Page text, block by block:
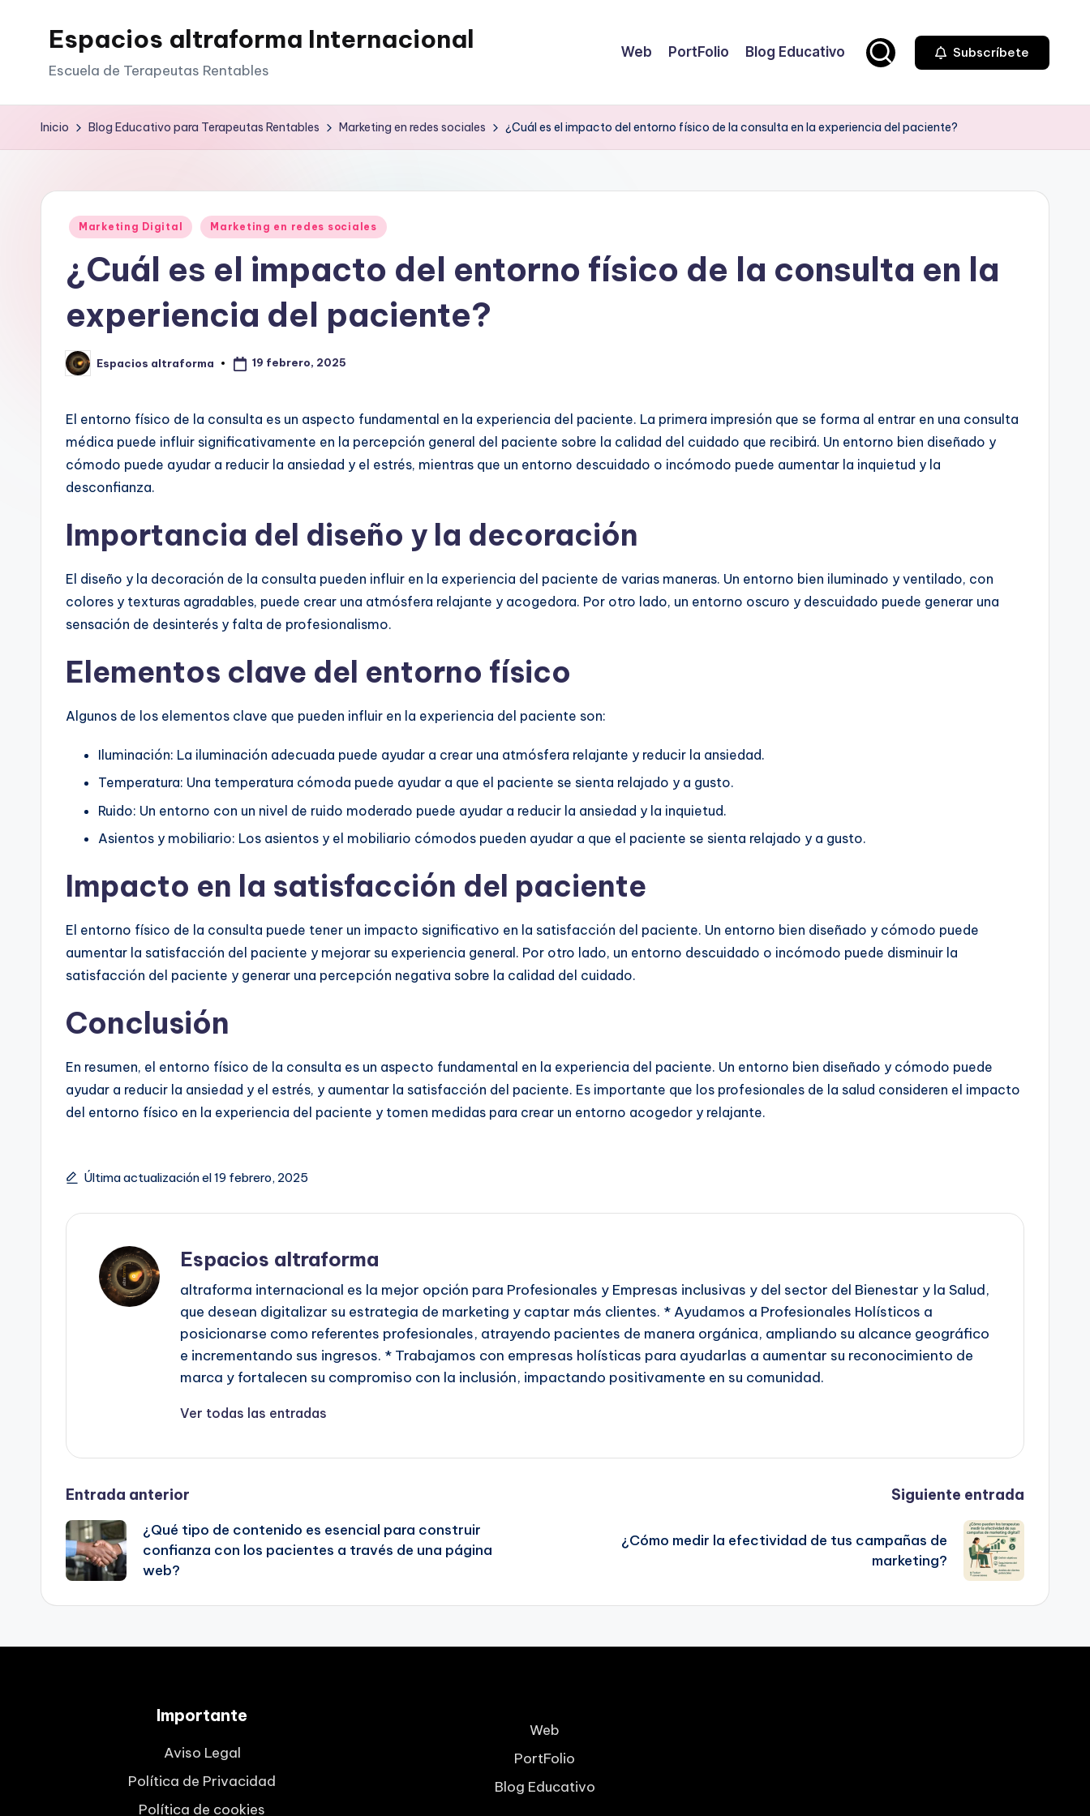
Espacios altraforma Internacional
Escuela de Terapeutas Rentables
Web PortFolio Blog Educativo Subscríbete
Inicio Blog Educativo para Terapeutas Rentables Marketing en redes sociales ¿Cuál es el impacto del entorno físico de la consulta en la experiencia del paciente?
Publicado
Marketing Digital Marketing en redes sociales
¿Cuál es el impacto del entorno físico de la consulta en la
experiencia del paciente?
Publicado
por
Espacios altraforma 19 febrero, 2025
El entorno físico de la consulta es un aspecto fundamental en la experiencia del paciente. La primera impresión que se forma al entrar en una consulta
médica puede influir significativamente en la percepción general del paciente sobre la calidad del cuidado que recibirá. Un entorno bien diseñado y
cómodo puede ayudar a reducir la ansiedad y el estrés, mientras que un entorno descuidado o incómodo puede aumentar la inquietud y la
desconfianza.
Importancia del diseño y la decoración
El diseño y la decoración de la consulta pueden influir en la experiencia del paciente de varias maneras. Un entorno bien iluminado y ventilado, con
colores y texturas agradables, puede crear una atmósfera relajante y acogedora. Por otro lado, un entorno oscuro y descuidado puede generar una
sensación de desinterés y falta de profesionalismo.
Elementos clave del entorno físico
Algunos de los elementos clave que pueden influir en la experiencia del paciente son:
Iluminación: La iluminación adecuada puede ayudar a crear una atmósfera relajante y reducir la ansiedad.
Temperatura: Una temperatura cómoda puede ayudar a que el paciente se sienta relajado y a gusto.
Ruido: Un entorno con un nivel de ruido moderado puede ayudar a reducir la ansiedad y la inquietud.
Asientos y mobiliario: Los asientos y el mobiliario cómodos pueden ayudar a que el paciente se sienta relajado y a gusto.
Impacto en la satisfacción del paciente
El entorno físico de la consulta puede tener un impacto significativo en la satisfacción del paciente. Un entorno bien diseñado y cómodo puede
aumentar la satisfacción del paciente y mejorar su experiencia general. Por otro lado, un entorno descuidado o incómodo puede disminuir la
satisfacción del paciente y generar una percepción negativa sobre la calidad del cuidado.
Conclusión
En resumen, el entorno físico de la consulta es un aspecto fundamental en la experiencia del paciente. Un entorno bien diseñado y cómodo puede
ayudar a reducir la ansiedad y el estrés, y aumentar la satisfacción del paciente. Es importante que los profesionales de la salud consideren el impacto
del entorno físico en la experiencia del paciente y tomen medidas para crear un entorno acogedor y relajante.
Última actualización el 19 febrero, 2025
Espacios altraforma
altraforma internacional es la mejor opción para Profesionales y Empresas inclusivas y del sector del Bienestar y la Salud,
que desean digitalizar su estrategia de marketing y captar más clientes. * Ayudamos a Profesionales Holísticos a
posicionarse como referentes profesionales, atrayendo pacientes de manera orgánica, ampliando su alcance geográfico
e incrementando sus ingresos. * Trabajamos con empresas holísticas para ayudarlas a aumentar su reconocimiento de
marca y fortalecen su compromiso con la inclusión, impactando positivamente en su comunidad.
Ver todas las entradas
Navegación
de
entradas
Entrada anterior
¿Qué tipo de contenido es esencial para construir
confianza con los pacientes a través de una página
web?
Siguiente entrada
¿Cómo medir la efectividad de tus campañas de
marketing?
Importante
Aviso Legal
Política de Privacidad
Política de cookies
Web
PortFolio
Blog Educativo